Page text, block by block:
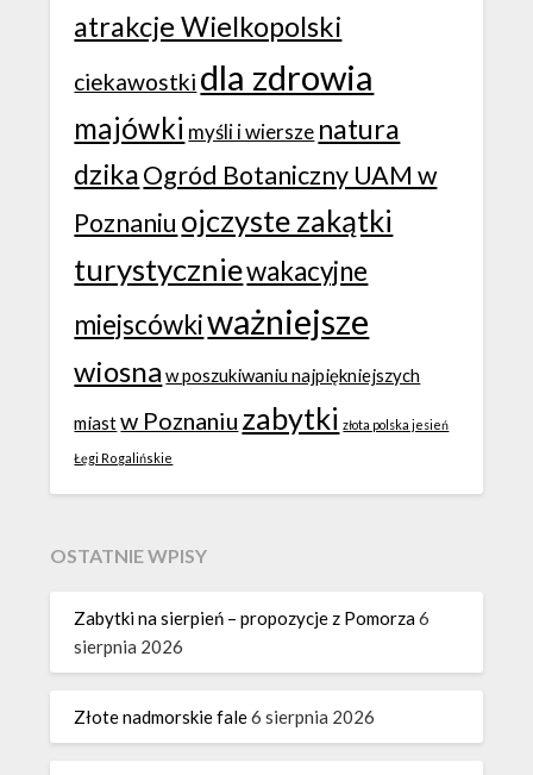
atrakcje Wielkopolski
ciekawostki dla zdrowia
majówki myśli i wiersze natura
dzikaOgród Botaniczny UAM w
Poznaniu ojczyste zakątki
turystyczniewakacyjne
miejscówkiważniejsze
wiosna w poszukiwaniu najpiękniejszych
miastw Poznaniu zabytki złota polska jesień
Łęgi Rogalińskie
OSTATNIE WPISY
Zabytki na sierpień – propozycje z Pomorza6
sierpnia 2026
Złote nadmorskie fale6 sierpnia 2026